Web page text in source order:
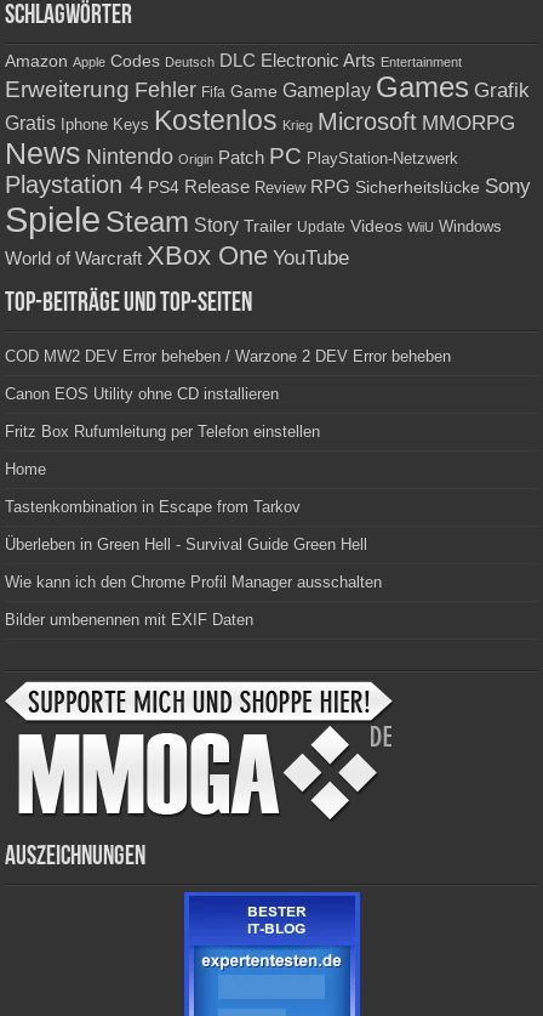
Schlagwörter
Amazon Apple Codes Deutsch DLC Electronic Arts Entertainment
Erweiterung Fehler Fifa Game Gameplay Games Grafik
Gratis Iphone Keys Kostenlos Krieg Microsoft MMORPG
News Nintendo Origin Patch PC PlayStation-Netzwerk
Playstation 4 PS4 Release Review RPG Sicherheitslücke Sony
Spiele Steam Story Trailer Update Videos WiiU Windows
World of Warcraft XBox One YouTube
Top-Beiträge und Top-Seiten
COD MW2 DEV Error beheben / Warzone 2 DEV Error beheben
Canon EOS Utility ohne CD installieren
Fritz Box Rufumleitung per Telefon einstellen
Home
Tastenkombination in Escape from Tarkov
Überleben in Green Hell - Survival Guide Green Hell
Wie kann ich den Chrome Profil Manager ausschalten
Bilder umbenennen mit EXIF Daten
Auszeichnungen